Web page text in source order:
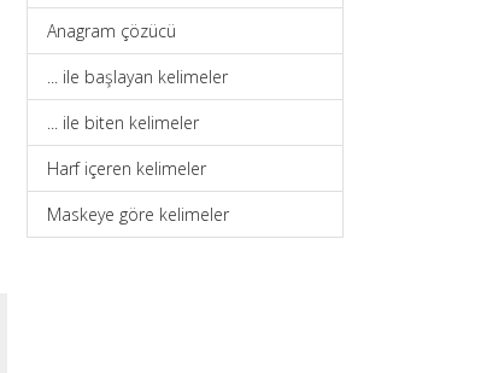
Anagram çözücü
... ile başlayan kelimeler
... ile biten kelimeler
Harf içeren kelimeler
Maskeye göre kelimeler